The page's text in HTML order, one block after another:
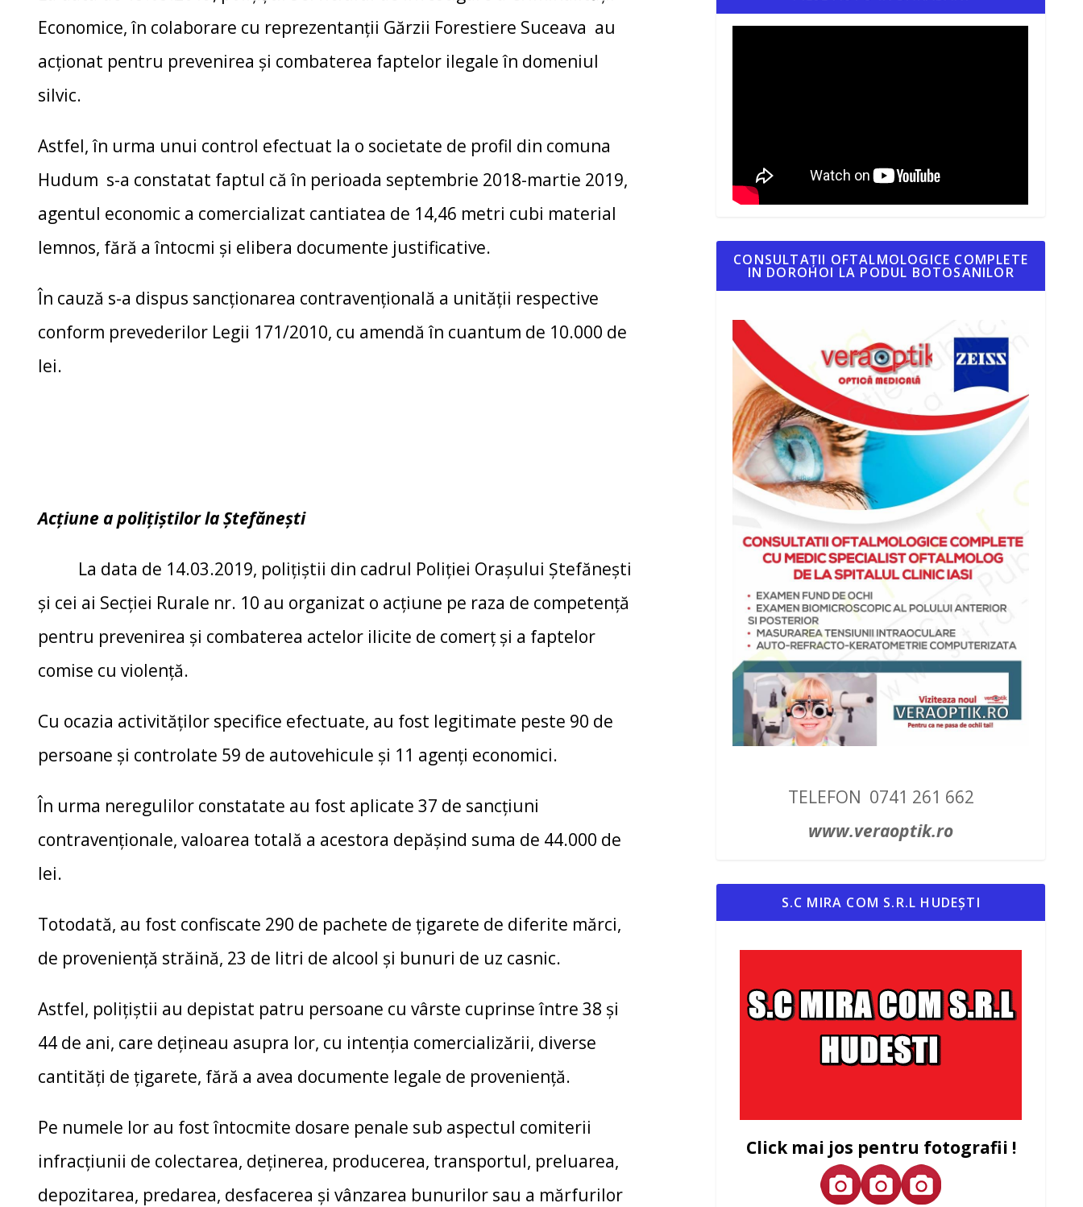
Economice, în colaborare cu reprezentanţii Gărzii Forestiere Suceava au
acţionat pentru prevenirea şi combaterea faptelor ilegale în domeniul
silvic.
Astfel, în urma unui control efectuat la o societate de profil din comuna
Hudum s-a constatat faptul că în perioada septembrie 2018-martie 2019,
agentul economic a comercializat cantiatea de 14,46 metri cubi material
lemnos, fără a întocmi şi elibera documente justificative.
În cauză s-a dispus sancţionarea contravenţională a unităţii respective
conform prevederilor Legii 171/2010, cu amendă în cuantum de 10.000 de
lei.
Acţiune a poliţiştilor la Ştefăneşti
La data de 14.03.2019, poliţiştii din cadrul Poliţiei Oraşului Ştefăneşti
şi cei ai Secţiei Rurale nr. 10 au organizat o acţiune pe raza de competenţă
pentru prevenirea şi combaterea actelor ilicite de comerţ şi a faptelor
comise cu violenţă.
Cu ocazia activităţilor specifice efectuate, au fost legitimate peste 90 de
persoane şi controlate 59 de autovehicule şi 11 agenţi economici.
În urma neregulilor constatate au fost aplicate 37 de sancţiuni
contravenţionale, valoarea totală a acestora depăşind suma de 44.000 de
lei.
Totodată, au fost confiscate 290 de pachete de ţigarete de diferite mărci,
de provenienţă străină, 23 de litri de alcool şi bunuri de uz casnic.
Astfel, poliţiştii au depistat patru persoane cu vârste cuprinse între 38 şi
44 de ani, care deţineau asupra lor, cu intenţia comercializării, diverse
cantităţi de ţigarete, fără a avea documente legale de provenienţă.
Pe numele lor au fost întocmite dosare penale sub aspectul comiterii
infracţiunii de colectarea, deţinerea, producerea, transportul, preluarea,
depozitarea, predarea, desfacerea şi vânzarea bunurilor sau a mărfurilor
CONSULTAȚII OFTALMOLOGICE COMPLETE
IN DOROHOI LA PODUL BOTOSANILOR
TELEFON 0741 261 662
www.veraoptik.ro
S.C MIRA COM S.R.L HUDEȘTI
Click mai jos pentru fotografii !